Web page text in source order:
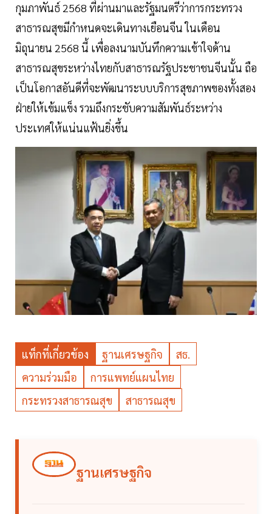
กุมภาพันธ์ 2568 ที่ผ่านมาและรัฐมนตรีว่าการกระทรวง
สาธารณสุขมีกำหนดจะเดินทางเยือนจีน ในเดือน
มิถุนายน 2568 นี้ เพื่อลงนามบันทึกความเข้าใจด้าน
สาธารณสุขระหว่างไทยกับสาธารณรัฐประชาชนจีนนั้น ถือ
เป็นโอกาสอันดีที่จะพัฒนาระบบบริการสุขภาพของทั้งสอง
ฝ่ายให้เข้มแข็ง รวมถึงกระชับความสัมพันธ์ระหว่าง
ประเทศให้แน่นแฟ้นยิ่งขึ้น
แท็กที่เกี่ยวข้อง ฐานเศรษฐกิจ
สธ.
ความร่วมมือ
การแพทย์แผนไทย
กระทรวงสาธารณสุข
สาธารณสุข
ฐานเศรษฐกิจ